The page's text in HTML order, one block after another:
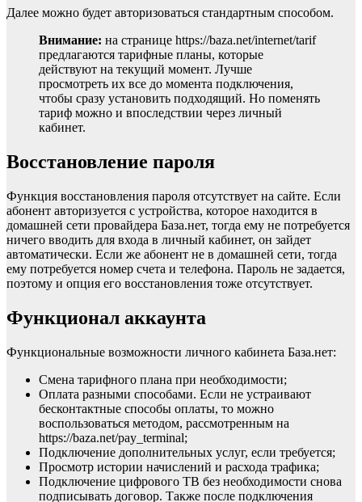
Далее можно будет авторизоваться стандартным способом.
Внимание: на странице https://baza.net/internet/tarif
предлагаются тарифные планы, которые
действуют на текущий момент. Лучше
просмотреть их все до момента подключения,
чтобы сразу установить подходящий. Но поменять
тариф можно и впоследствии через личный
кабинет.
Восстановление пароля
Функция восстановления пароля отсутствует на сайте. Если
абонент авторизуется с устройства, которое находится в
домашней сети провайдера База.нет, тогда ему не потребуется
ничего вводить для входа в личный кабинет, он зайдет
автоматически. Если же абонент не в домашней сети, тогда
ему потребуется номер счета и телефона. Пароль не задается,
поэтому и опция его восстановления тоже отсутствует.
Функционал аккаунта
Функциональные возможности личного кабинета База.нет:
Смена тарифного плана при необходимости;
Оплата разными способами. Если не устраивают
бесконтактные способы оплаты, то можно
воспользоваться методом, рассмотренным на
https://baza.net/pay_terminal;
Подключение дополнительных услуг, если требуется;
Просмотр истории начислений и расхода трафика;
Подключение цифрового ТВ без необходимости снова
подписывать договор. Также после подключения